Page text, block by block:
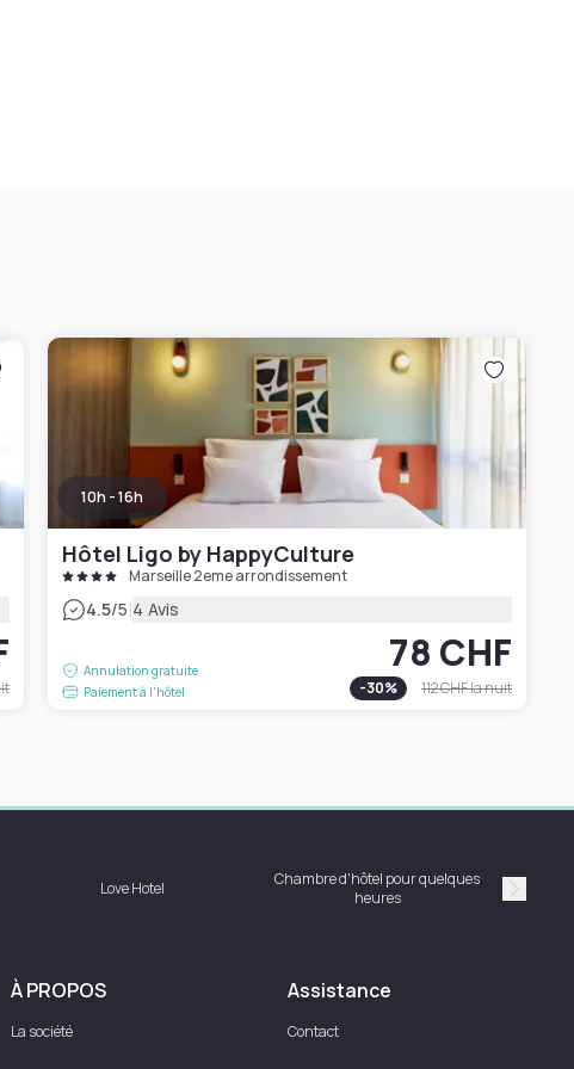
10h - 16h
Hôtel Ligo by HappyCulture
Marseille 2eme arrondissement
4.5/5|4 Avis
Annulation gratuite
Paiement à l'hôtel
78 CHF
-30% 112 CHFla nuit
Love Hotel
Chambre d'hôtel pour quelques
heures
À PROPOS
La société
Assistance
Contact